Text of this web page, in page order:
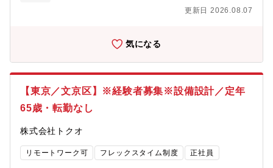
進めていきます。・民間建築、公共施設・教育文化施設・福祉医
監理を行います。・新築、改修共にお客様や利用者の想いを細部
まで汲み取り、周辺環境や景観にも配慮した設計を行います。■テ
クノプロＨＤグループ会社エンジニア人材派遣国内最大手の東証
プライム上場企業であるテクノプロHDグループ会社のため、安定
した経営基盤があります。2018年7月にテクノプロHDに参画しま
した。当時より同社は、本社がある愛知県内では歴史のある設計
事務所として、大きな案件を入札しておりました。株式会社テク
たため、安定性のある設計事務所をHDグループに参画させること
え、同社に声がかかりました。同社としても、テクノプロHDに参
更新日 2026.08.07
気になる
【東京／文京区】※経験者募集※設備設計／定年
65歳・転勤なし
株式会社トクオ
リモートワーク可 フレックスタイム制度 正社員